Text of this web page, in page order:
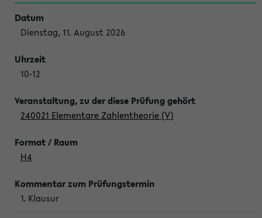
Dienstag, 11. August 2026
10-12
240021 Elementare Zahlentheorie (V)
H4
1. Klausur